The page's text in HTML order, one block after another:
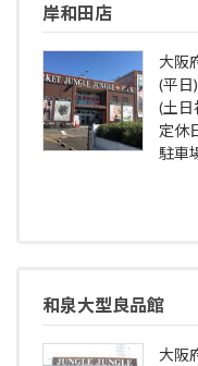
岸和田店
大阪
(平
(土日
定休
駐車
和泉大型良品館
大阪